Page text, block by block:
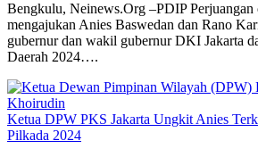
Bengkulu, Neinews.Org –PDIP Perjuangan
mengajukan Anies Baswedan dan Rano
gubernur dan wakil gubernur DKI Jakarta
Daerah 2024….
Ketua DPW PKS Jakarta Ungkit Anies
Pilkada 2024